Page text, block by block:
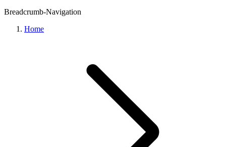
Breadcrumb-Navigation
Home